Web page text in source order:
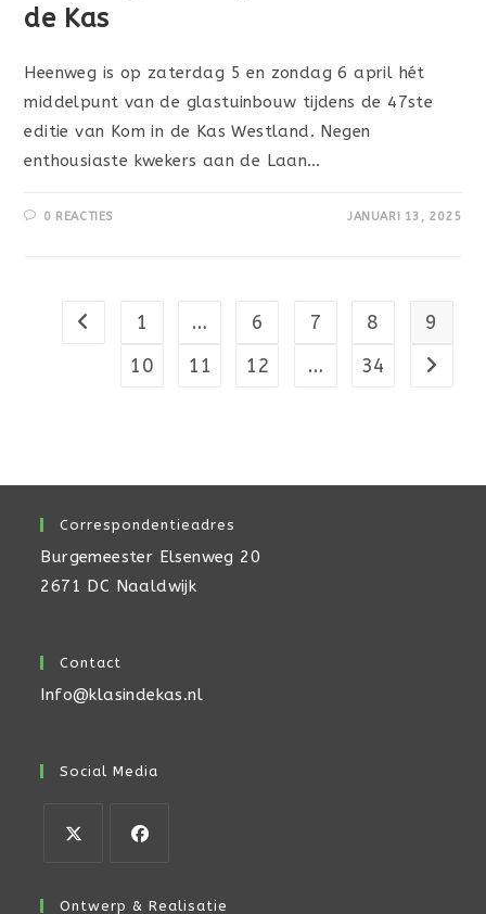
de Kas
Heenweg is op zaterdag 5 en zondag 6 april hét
middelpunt van de glastuinbouw tijdens de 47ste
editie van Kom in de Kas Westland. Negen
enthousiaste kwekers aan de Laan…
0 REACTIES JANUARI 13, 2025
Naar vorige pagina
1 … 6 7 8
9
10
11 12 … 34 Naar
Correspondentieadres
Burgemeester Elsenweg 20
2671 DC Naaldwijk
Contact
Info@klasindekas.nl
Social Media
in
in
Ontwerp & Realisatie